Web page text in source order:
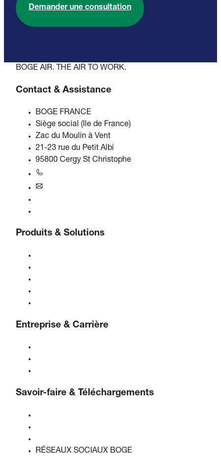
Demander une consultation
BOGE AIR. THE AIR TO WORK.
Contact & Assistance
BOGE FRANCE
Siège social (Ile de France)
Zac du Moulin à Vent
21-23 rue du Petit Albi
95800 Cergy St Christophe
Produits & Solutions
Entreprise & Carrière
Savoir-faire & Téléchargements
RÉSEAUX SOCIAUX BOGE